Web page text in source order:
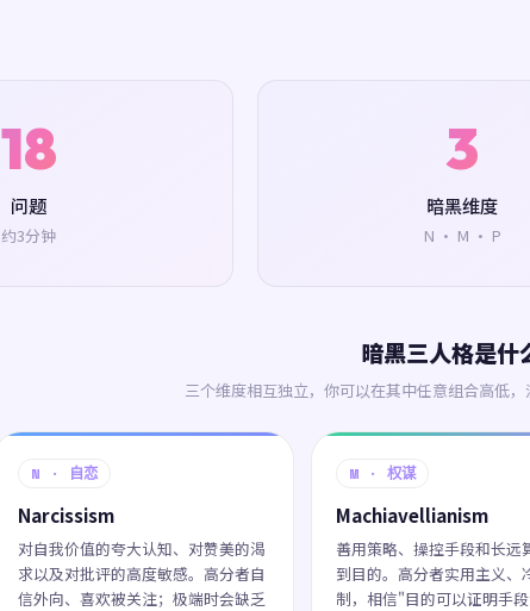
18
问题
约3分钟
3
暗黑维度
N · M · P
暗黑三人格是什
三个维度相互独立，你可以在其中任意组合高低，
N · 自恋
Narcissism
对自我价值的夸大认知、对赞美的渴
求以及对批评的高度敏感。高分者自
信外向、喜欢被关注；极端时会缺乏
M · 权谋
Machiavellianism
善用策略、操控手段和长远
到目的。高分者实用主义、
制，相信"目的可以证明手段